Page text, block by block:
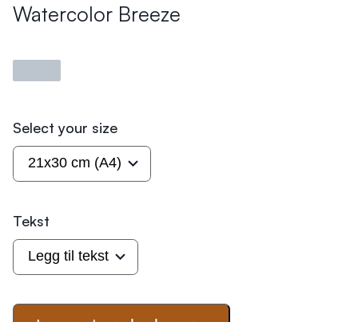
Watercolor Breeze
Select your size
Tekst